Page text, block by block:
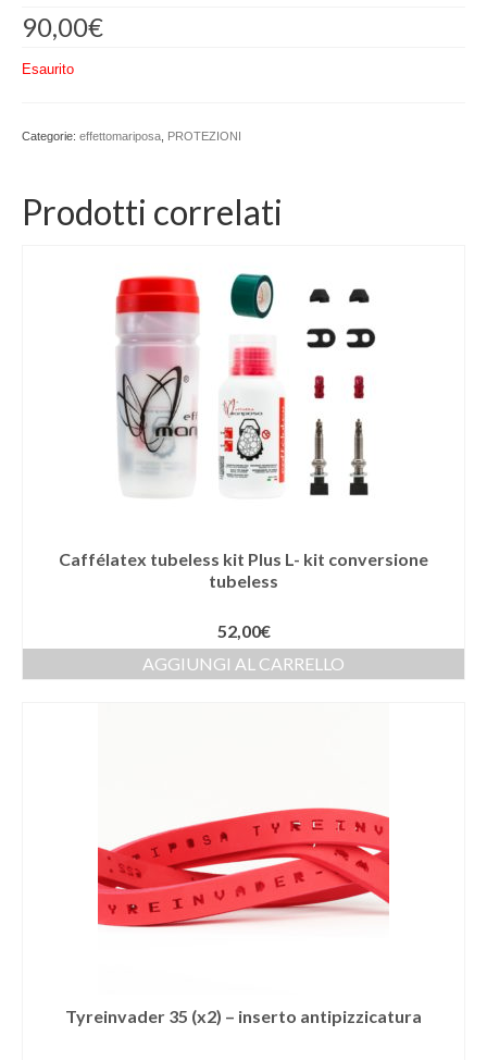
90,00€
Esaurito
Categorie: effettomariposa PROTEZIONI
Prodotti correlati
Caffélatex tubeless kit Plus L- kit conversione
tubeless
52,00€
AGGIUNGI AL CARRELLO
Tyreinvader 35 (x2) – inserto antipizzicatura